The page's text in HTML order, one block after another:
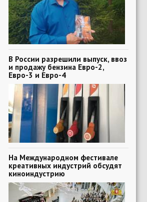
В России разрешили выпуск, ввоз
и продажу бензина Евро-2,
Евро-3 и Евро-4
На Международном фестивале
креативных индустрий обсудят
киноиндустрию